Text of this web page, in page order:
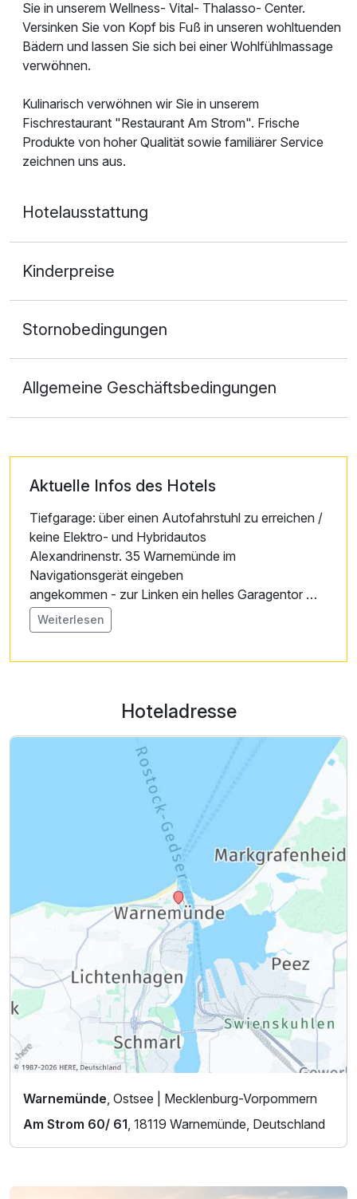
Sie in unserem Wellness- Vital- Thalasso- Center.
Versinken Sie von Kopf bis Fuß in unseren wohltuenden
Bädern und lassen Sie sich bei einer Wohlfühlmassage
verwöhnen.
Kulinarisch verwöhnen wir Sie in unserem
Fischrestaurant "Restaurant Am Strom". Frische
Produkte von hoher Qualität sowie familiärer Service
zeichnen uns aus.
Hotelausstattung
Kinderpreise
Stornobedingungen
Allgemeine Geschäftsbedingungen
Aktuelle Infos des Hotels
Tiefgarage: über einen Autofahrstuhl zu erreichen /
keine Elektro- und Hybridautos
Alexandrinenstr. 35 Warnemünde im
Navigationsgerät eingeben
angekommen - zur Linken ein helles Garagentor mit
unserem Logo - klingeln
max. Höhe: 1,95m, max. Länge: 5,5m
Weiterlesen
Hoteladresse
Warnemünde, Ostsee | Mecklenburg-Vorpommern
Am Strom 60/ 61, 18119 Warnemünde, Deutschland